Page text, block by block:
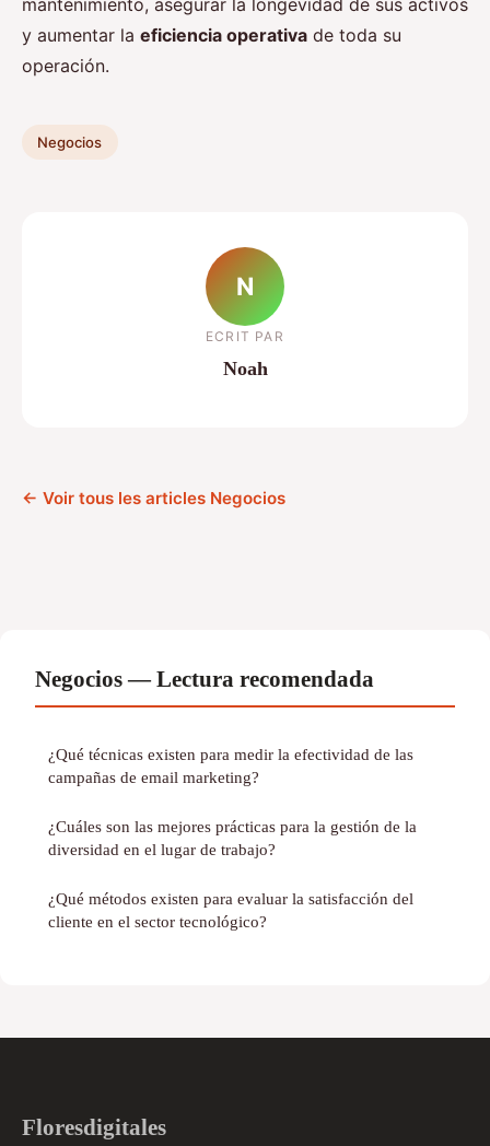
mantenimiento, asegurar la longevidad de sus activos
y aumentar la eficiencia operativa de toda su
operación.
Negocios
N
ECRIT PAR
Noah
← Voir tous les articles Negocios
Negocios — Lectura recomendada
¿Qué técnicas existen para medir la efectividad de las
campañas de email marketing?
¿Cuáles son las mejores prácticas para la gestión de la
diversidad en el lugar de trabajo?
¿Qué métodos existen para evaluar la satisfacción del
cliente en el sector tecnológico?
Floresdigitales